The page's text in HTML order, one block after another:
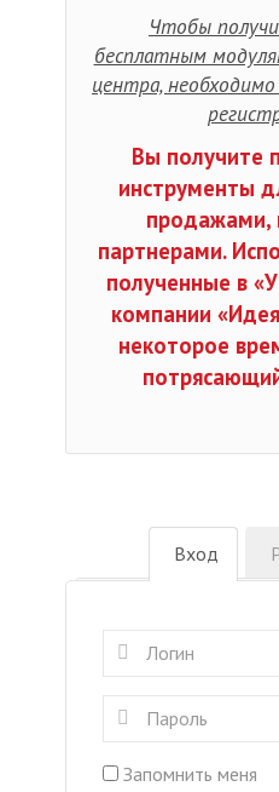
Чтобы
бесплатным
центра,
Вы получите
инструменты
продажами,
партнерами.
полученные в
компании
некоторое
Вход
Запомнить меня